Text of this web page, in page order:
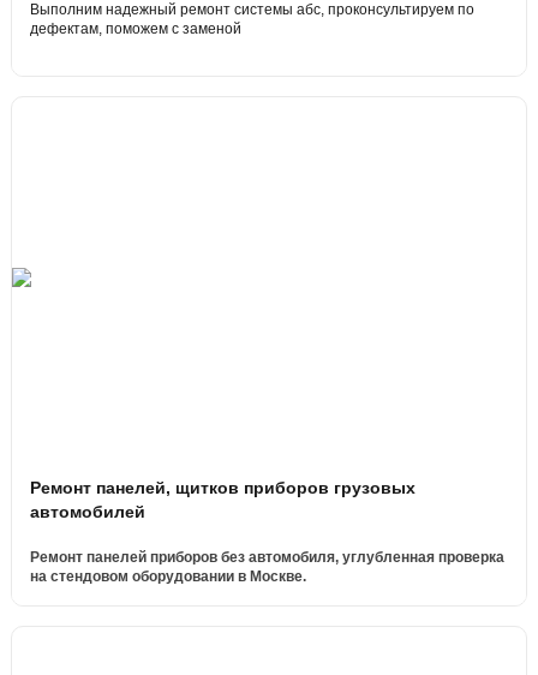
Выполним надежный ремонт системы абс, проконсультируем по
дефектам, поможем с заменой
Ремонт панелей, щитков приборов грузовых
автомобилей
Ремонт панелей приборов без автомобиля, углубленная проверка
на стендовом оборудовании в Москве.